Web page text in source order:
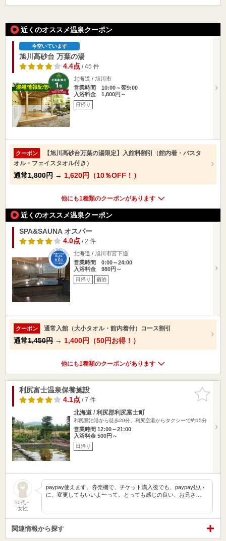
近くのオススメ温泉クーポン
今空いています
旭川高砂台 万葉の湯
4.4点/ 45 件
北海道 / 旭川市
営業時間 10:00～翌9:00
入浴料金 1,800円～
日帰り
クーポン
【旭川高砂台万葉の湯限定】入館料割引（館内着・バスタ
オル・フェイスタオル付き）
通常1,800円 → 1,620円（10％OFF！）
他にも1種類のクーポンがあります
近くのオススメ温泉クーポン
SPA&SAUNA オスパー
4.0点/ 2 件
北海道 / 旭川市宮下通
営業時間 0:00～24:00
入浴料金 980円～
日帰り 宿泊
クーポン 通常入館（大小タオル・館内着付）コース割引
通常1,450円 → 1,400円（50円お得！）
他にも1種類のクーポンがあります
お気に入
りに追加
利尻富士温泉保養施設
4.1点/ 7 件
北海道 / 利尻郡利尻富士町
利尻鴛泊港から徒歩20分。利尻空港からタクシーで約15分
営業時間 12:00～21:00
入浴料金 500円～
日帰り
50代～
女性
paypay使えます。券売機で、チケット購入後でも、paypay払い
に、変更してもいいよ〜って。とっても感じの良い、お兄さ…
関連情報から探す